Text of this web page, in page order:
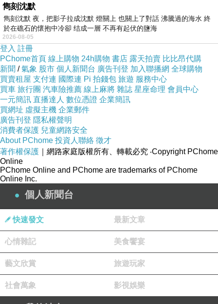
△ 阿石走出食堂。外面的雨勢變得更大了，打在街道上發
出劈裡啪啦的聲響。
△ 遠方天際線微微透出晨曦的微光。阿石的步伐變得輕
鬆，不再沉重。
△ 他向前走著，路過一棟陰暗、破舊的老宅——當地傳聞
中曾有七位朋友進去探險、險些喪命的「詛咒之屋」。
△ 突然，一陣濃郁的咖啡香氣撲鼻而來。
△ 老宅旁，不知何時開了一間名為「閆咖啡」的店面，此
時仍亮著溫暖的燈光。
△ 一對年輕男女正推開咖啡店的門。女子紮著馬尾、身穿
輕便外套與牛仔褲，緊跟在帥氣的男伴身後。
△ 隨著咖啡店門扉開啟，濃郁的咖啡香混雜著一首略帶傷
感的歌聲飄散在雨中。
【歌曲淡入】
「可惜緣分只有一夜，再也回不去，那甜美的回憶……多
雋刻沈默
雋刻沈默 夜，把影子拉成沈默 燈關上 也關上了對話 沸騰過的海水 終
於在礁石的懷抱中冷卻 结成一層 不再有起伏的鹽海
2026-08-05
登入 註冊
PChome首頁 線上購物 24h購物 書店 露天拍賣 比比昂代購
新聞 /氣象 股市 個人新聞台 廣告刊登 加入聯播網 全球購物
買賣租屋 支付連 國際連 Pi 拍錢包 旅遊 服務中心
買車 旅行團 汽車險推薦 線上麻將 雜誌 星座命理 會員中心
一元簡訊 直播達人 數位憑證 企業簡訊
買網址 虛擬主機 企業郵件
廣告刊登 隱私權聲明
消費者保護 兒童網路安全
About PChome 投資人聯絡 徵才
著作權保護 ｜網路家庭版權所有、轉載必究 ‧Copyright PChome
Online
PChome Online and PChome are trademarks of PChome
Online Inc.
個人新聞台
快速發文 最新文章
心情雜記 美食饗宴
藝文欣賞 旅遊玩家
社會萬象 影視娛樂